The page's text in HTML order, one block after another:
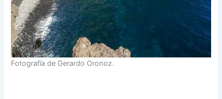
Fotografía de Gerardo Oronoz.